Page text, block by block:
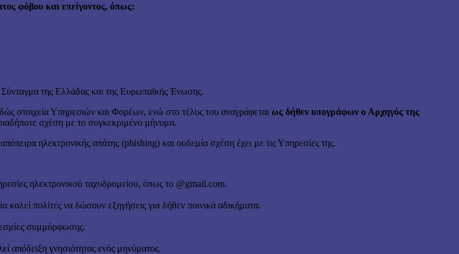
φόβου και επείγοντος, όπως:
Σύνταγμα της Ελλάδας και της Ευρωπαϊκής Ένωσης.
στοιχεία Υπηρεσιών και Φορέων, ενώ στο τέλος του αναγράφεται ως δήθεν υπογράφων ο Αρχηγός της
σχέση με το συγκεκριμένο μήνυμα.
ηλεκτρονικής απάτης (phishing) και ουδεμία σχέση έχει με τις Υπηρεσίες της.
ηλεκτρονικού ταχυδρομείου, όπως το @gmail.com.
πολίτες να δώσουν εξηγήσεις για δήθεν ποινικά αδικήματα.
συμμόρφωσης.
γνησιότητας ενός μηνύματος.